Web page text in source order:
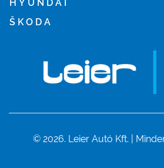
HYUNDAI
ŠKODA
© 2026. Leier Autó Kft. |